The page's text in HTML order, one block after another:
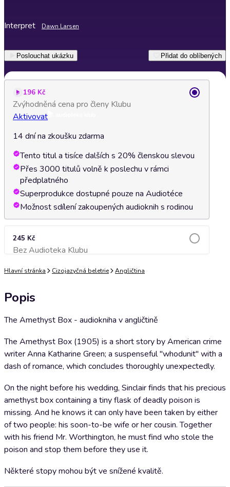
Interpret Dawn Larsen
Poslouchat ukázku Přidat do oblíbených
196 Kč
Zvýhodněná cena pro členy Klubu
Aktivovat
14 dní na zkoušku zdarma
Tento titul a tisíce dalších s 20% členskou slevou
Přes 3000 titulů volně k poslechu v rámci
předplatného
Superprodukce dostupné pouze na Audiotéce
Možnost sdílení zakoupených audioknih s rodinou
245 Kč
Bez Audioteka KlubuPřidat do košíku
Hlavní stránka Cizojazyčná beletrie Angličtina
Popis
The Amethyst Box - audiokniha v angličtině
The Amethyst Box (1905) is a short story by American crime
writer Anna Katharine Green; a suspenseful "whodunit" with a
dash of romance, which concludes thoroughly unexpectedly.
On the night before his wedding, Sinclair finds that his precious
amethyst box containing a tiny flask of deadly poison is
missing. And he knows it can only have been taken by either
of two people: his soon-to-be wife or her cousin. Together
with his friend Mr. Worthington, he must find who stole the
poison and stop them before they use it.
Některé stopy mohou být ve snížené kvalitě.